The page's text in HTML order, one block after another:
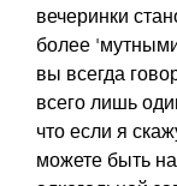
вечеринки
более
вы всегда
всего лишь
что если я
можете быть